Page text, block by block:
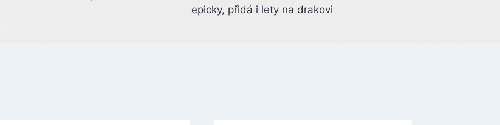
epicky, přidá i lety na drakovi